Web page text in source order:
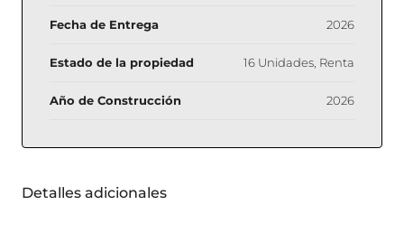
Fecha de Entrega 2026
Estado de la propiedad 16 Unidades, Renta
Año de Construcción 2026
Detalles adicionales